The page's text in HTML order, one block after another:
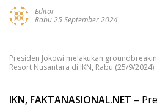
Editor
Rabu 25 September 2024
Presiden Jokowi melakukan
Resort Nusantara di IKN, Rabu (25/9/2024).
IKN, FAKTANASIONAL.NET –